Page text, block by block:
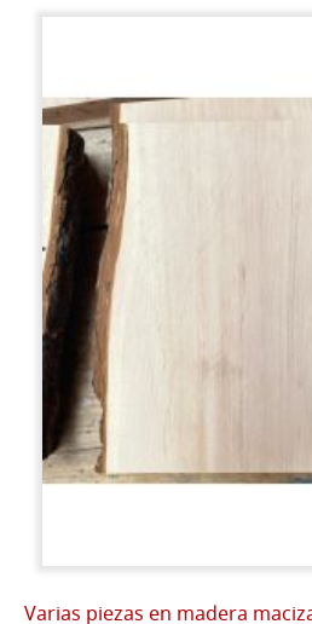
Varias piezas en madera